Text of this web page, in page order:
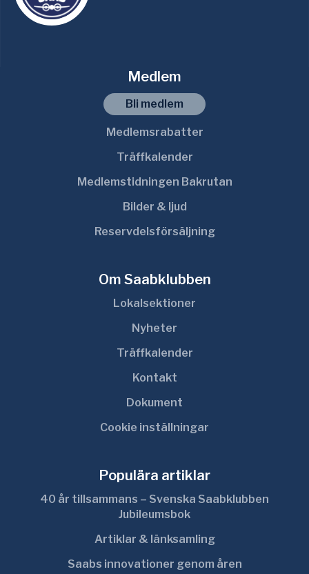
Medlem
Bli medlem
Medlemsrabatter
Träffkalender
Medlemstidningen Bakrutan
Bilder & ljud
Reservdelsförsäljning
Om Saabklubben
Lokalsektioner
Nyheter
Träffkalender
Kontakt
Dokument
Cookie inställningar
Populära artiklar
40 år tillsammans – Svenska Saabklubben
Jubileumsbok
Artiklar & länksamling
Saabs innovationer genom åren